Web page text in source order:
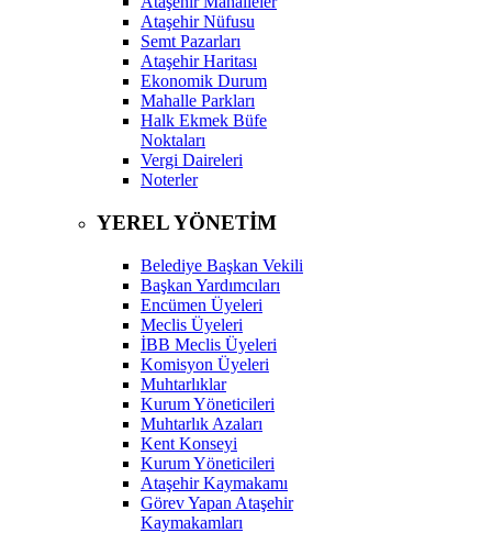
Ataşehir Nüfusu
Semt Pazarları
Ataşehir Haritası
Ekonomik Durum
Mahalle Parkları
Halk Ekmek Büfe
Noktaları
Vergi Daireleri
Noterler
YEREL YÖNETİM
Belediye Başkan Vekili
Başkan Yardımcıları
Encümen Üyeleri
Meclis Üyeleri
İBB Meclis Üyeleri
Komisyon Üyeleri
Muhtarlıklar
Kurum Yöneticileri
Muhtarlık Azaları
Kent Konseyi
Kurum Yöneticileri
Ataşehir Kaymakamı
Görev Yapan Ataşehir
Kaymakamları